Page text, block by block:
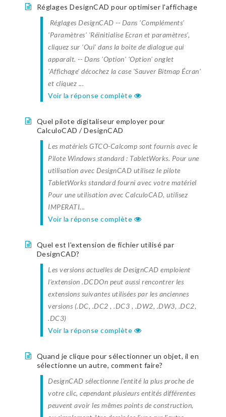
Réglages DesignCAD pour optimiser l'affichage
Réglages DesignCAD -- Dans 'Compléments'
'Paramètres' 'Réinitialise Ecran et paramètres',
cliquez sur 'Oui' dans la boite de dialogue qui
apparaît. -- Dans 'Option' 'Option' onglet
'Affichage' décochez la case 'Sauver Bitmap Écran'
et cliquez ...
Voir la réponse complète
Quel pilote digitaliseur employer pour
CalculoCAD / DesignCAD
Les matériels GTCO-Calcomp sont fournis avec le
Pilote Windows standard : TabletWorks. Pour une
utilisation avec DesignCAD utilisez le pilote
TabletWorks standard fourni avec votre matériel
Pour une utilisation avec CalculoCAD, utilisez
IMPERATI...
Voir la réponse complète
Quel est l'extension de fichier utilisé par
DesignCAD?
Les versions actuelles de DesignCAD emploient
l'extension .DCDOn peut aussi rencontrer les
extensions suivantes utilisées par les anciennes
versions (.DC, .DC2 , .DC3 , .DW2, .DW3, .DC2,
.DC3)
Voir la réponse complète
Quand je clique pour sélectionner un objet, il en
sélectionne un autre, comment faire?
DesignCAD sélectionne l'entité la plus proche de
votre clic, cependant plusieurs entités différentes
peuvent avoir les mêmes points de construction,